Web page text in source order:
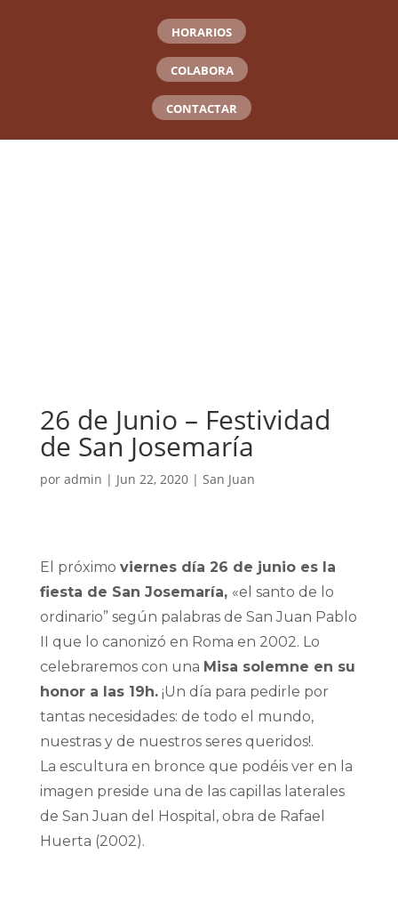
HORARIOS
COLABORA
CONTACTAR
26 de Junio – Festividad
de San Josemaría
por admin | Jun 22, 2020| San Juan
El próximo viernes día 26 de junio es la
fiesta de San Josemaría, «el santo de lo
ordinario” según palabras de San Juan Pablo
II que lo canonizó en Roma en 2002. Lo
celebraremos con una Misa solemne en su
honor a las 19h.¡Un día para pedirle por
tantas necesidades: de todo el mundo,
nuestras y de nuestros seres queridos!.
La escultura en bronce que podéis ver en la
imagen preside una de las capillas laterales
de San Juan del Hospital, obra de Rafael
Huerta (2002).